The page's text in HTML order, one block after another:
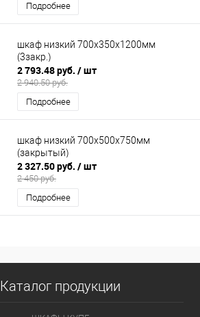
Подробнее
шкаф низкий 700х350х1200мм
(3закр.)
2 793.48 руб. / шт
2 940.50 руб.
Подробнее
шкаф низкий 700х500х750мм
(закрытый)
2 327.50 руб. / шт
2 450 руб.
Подробнее
Каталог продукции